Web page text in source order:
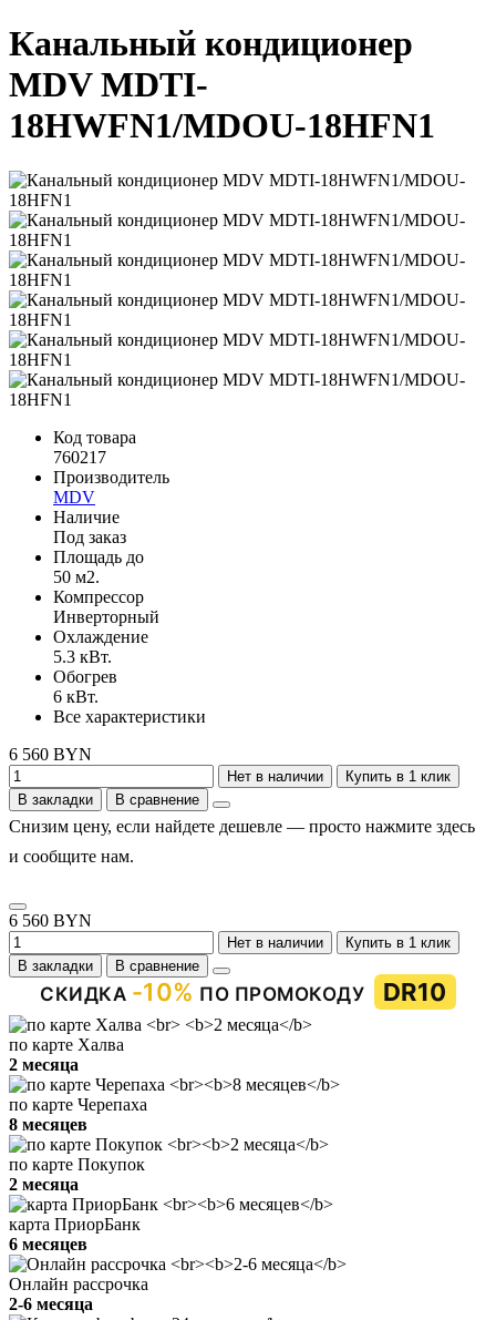
Канальный кондиционер
MDV MDTI-
18HWFN1/MDOU-18HFN1
Код товара
760217
Производитель
MDV
Наличие
Под заказ
Площадь до
50 м2.
Компрессор
Инверторный
Охлаждение
5.3 кВт.
Обогрев
6 кВт.
Все характеристики
6 560 BYN
Нет в наличии
Купить в 1 клик
В закладки
В сравнение
Снизим цену, если найдете дешевле — просто нажмите здесь
и сообщите нам.
6 560 BYN
Нет в наличии
Купить в 1 клик
В закладки
В сравнение
СКИДКА -10% ПО ПРОМОКОДУ DR10
по карте Халва
2 месяца
по карте Черепаха
8 месяцев
по карте Покупок
2 месяца
карта ПриорБанк
6 месяцев
Онлайн рассрочка
2-6 месяца